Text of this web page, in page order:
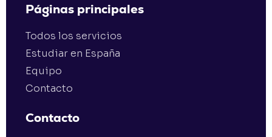
Páginas principales
Todos los servicios
Estudiar en España
Equipo
Contacto
Contacto